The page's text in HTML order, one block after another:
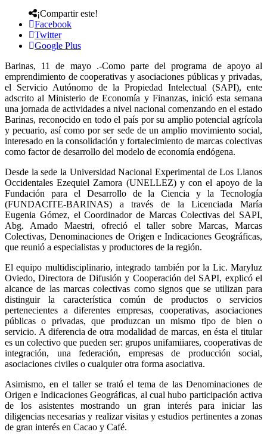
¡Compartir este!
Facebook
Twitter
Google Plus
Barinas, 11 de mayo .-Como parte del programa de apoyo al
emprendimiento de cooperativas y asociaciones públicas y privadas,
el Servicio Autónomo de la Propiedad Intelectual (SAPI), ente
adscrito al Ministerio de Economía y Finanzas, inició esta semana
una jornada de actividades a nivel nacional comenzando en el estado
Barinas, reconocido en todo el país por su amplio potencial agrícola
y pecuario, así como por ser sede de un amplio movimiento social,
interesado en la consolidación y fortalecimiento de marcas colectivas
como factor de desarrollo del modelo de economía endógena.
Desde la sede la Universidad Nacional Experimental de Los Llanos
Occidentales Ezequiel Zamora (UNELLEZ) y con el apoyo de la
Fundación para el Desarrollo de la Ciencia y la Tecnología
(FUNDACITE-BARINAS) a través de la Licenciada María
Eugenia Gómez, el Coordinador de Marcas Colectivas del SAPI,
Abg. Amado Maestri, ofreció el taller sobre Marcas, Marcas
Colectivas, Denominaciones de Origen e Indicaciones Geográficas,
que reunió a especialistas y productores de la región.
El equipo multidisciplinario, integrado también por la Lic. Maryluz
Oviedo, Directora de Difusión y Cooperación del SAPI, explicó el
alcance de las marcas colectivas como signos que se utilizan para
distinguir la característica común de productos o servicios
pertenecientes a diferentes empresas, cooperativas, asociaciones
públicas o privadas, que produzcan un mismo tipo de bien o
servicio. A diferencia de otra modalidad de marcas, en ésta el titular
es un colectivo que pueden ser: grupos unifamiiares, cooperativas de
integración, una federación, empresas de producción social,
asociaciones civiles o cualquier otra forma asociativa.
Asimismo, en el taller se trató el tema de las Denominaciones de
Origen e Indicaciones Geográficas, al cual hubo participación activa
de los asistentes mostrando un gran interés para iniciar las
diligencias necesarias y realizar visitas y estudios pertinentes a zonas
de gran interés en Cacao y Café.